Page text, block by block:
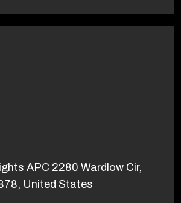
APC 2280 Wardlow Cir,
United States